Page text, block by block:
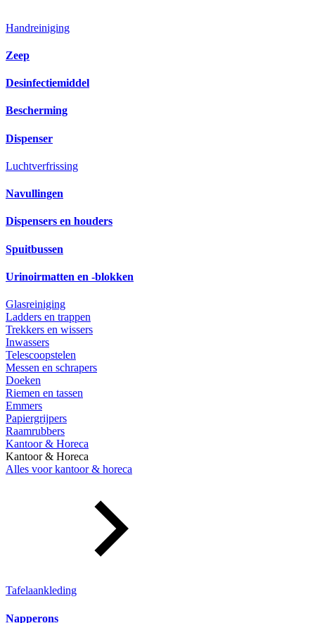
Handreiniging
Zeep
Desinfectiemiddel
Bescherming
Dispenser
Luchtverfrissing
Navullingen
Dispensers en houders
Spuitbussen
Urinoirmatten en -blokken
Glasreiniging
Ladders en trappen
Trekkers en wissers
Inwassers
Telescoopstelen
Messen en schrapers
Doeken
Riemen en tassen
Emmers
Papiergrijpers
Raamrubbers
Kantoor & Horeca
Kantoor & Horeca
Alles voor kantoor & horeca
Tafelaankleding
Napperons